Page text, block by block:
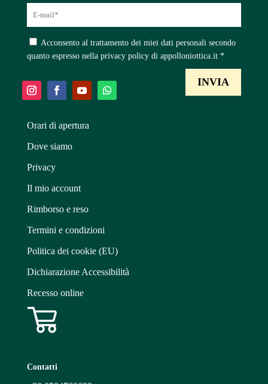
Acconsento al trattamento dei miei dati personali secondo
quanto espresso nella privacy policy di appolloniottica.it *
Orari di apertura
Dove siamo
Privacy
Il mio account
Rimborso e reso
Termini e condizioni
Politica dei cookie (EU)
Dichiarazione Accessibilità
Recesso online
Contatti